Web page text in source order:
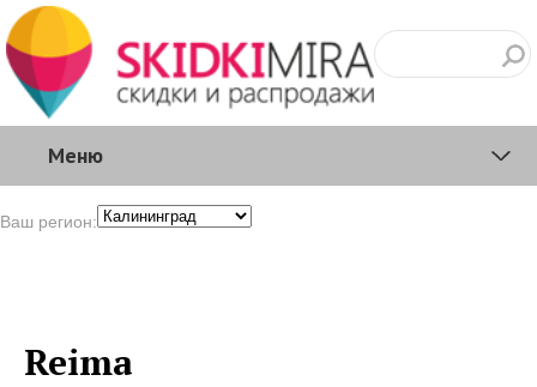
Меню
Ваш регион:
Reima